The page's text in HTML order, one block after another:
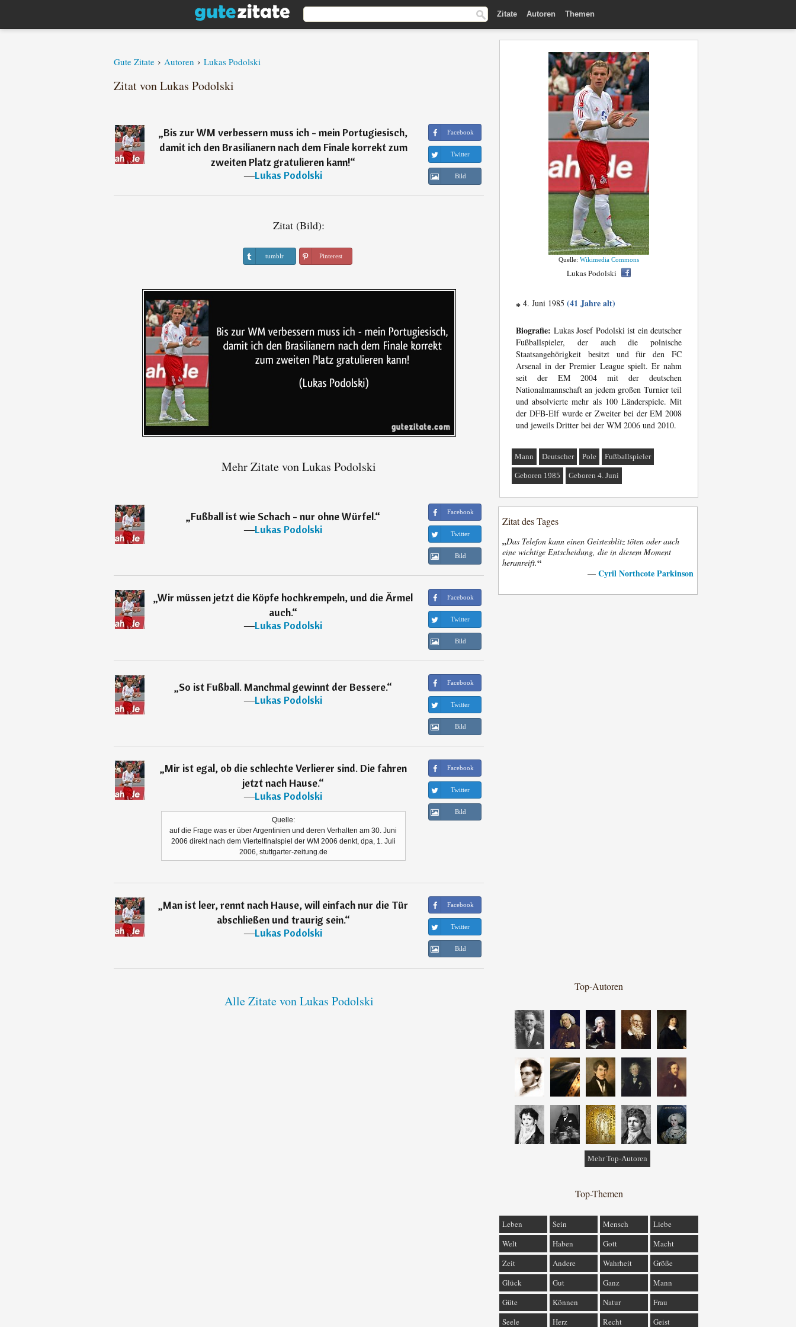
Zitate Autoren Themen
Gute Zitate › Autoren › Lukas Podolski
Zitat von Lukas Podolski
„Bis zur WM verbessern muss ich - mein Portugiesisch,
damit ich den Brasilianern nach dem Finale korrekt zum
zweiten Platz gratulieren kann!“
―Lukas Podolski
Facebook
Twitter
Bild
Zitat (Bild):
tumblr Pinterest
Mehr Zitate von Lukas Podolski
„Fußball ist wie Schach - nur ohne Würfel.“
―Lukas Podolski
Facebook
Twitter
Bild
„Wir müssen jetzt die Köpfe hochkrempeln, und die Ärmel
auch.“
―Lukas Podolski
Facebook
Twitter
Bild
„So ist Fußball. Manchmal gewinnt der Bessere.“
―Lukas Podolski
Facebook
Twitter
Bild
„Mir ist egal, ob die schlechte Verlierer sind. Die fahren
jetzt nach Hause.“
―Lukas Podolski
Quelle:
auf die Frage was er über Argentinien und deren Verhalten am 30. Juni
2006 direkt nach dem Viertelfinalspiel der WM 2006 denkt, dpa, 1. Juli
2006, stuttgarter-zeitung.de
Facebook
Twitter
Bild
„Man ist leer, rennt nach Hause, will einfach nur die Tür
abschließen und traurig sein.“
―Lukas Podolski
Facebook
Twitter
Bild
Alle Zitate von Lukas Podolski
Quelle: Wikimedia Commons
Lukas Podolski
* 4. Juni 1985 (41 Jahre alt)
Biografie: Lukas Josef Podolski ist ein deutscher
Fußballspieler, der auch die polnische
Staatsangehörigkeit besitzt und für den FC
Arsenal in der Premier League spielt. Er nahm
seit der EM 2004 mit der deutschen
Nationalmannschaft an jedem großen Turnier teil
und absolvierte mehr als 100 Länderspiele. Mit
der DFB-Elf wurde er Zweiter bei der EM 2008
und jeweils Dritter bei der WM 2006 und 2010.
Mann Deutscher Pole Fußballspieler
Geboren 1985 Geboren 4. Juni
Zitat des Tages
„Das Telefon kann einen Geistesblitz töten oder auch
eine wichtige Entscheidung, die in diesem Moment
heranreift.“
— Cyril Northcote Parkinson
Top-Autoren
Mehr Top-Autoren
Top-Themen
Leben Sein Mensch
Liebe
Welt
Haben Gott
Macht
Zeit
Andere Wahrheit
Größe
Glück
Gut Ganz
Mann
Güte
Können Natur
Frau
Seele
Herz Recht Geist